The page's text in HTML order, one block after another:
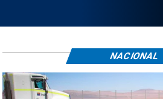
NACIONAL